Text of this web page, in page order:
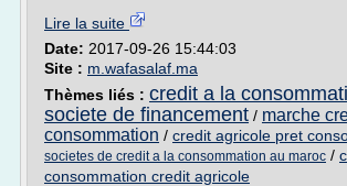
Lire la suite
Date: 2017-09-26 15:44:03
Site : m.wafasalaf.ma
Thèmes liés : credit a la
societe de financement / marche
consommation / credit agricole pret
societes de credit a la consommation au maroc /
consommation credit agricole